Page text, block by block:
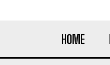
HOME